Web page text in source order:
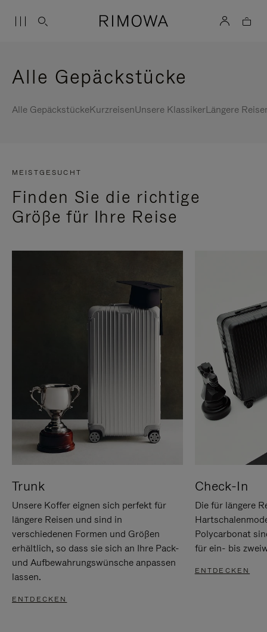
Alle Gepäckstücke
Alle GepäckstückeKurzreisenUnsere KlassikerLängere
MEISTGESUCHT
Finden Sie die richtige
Größe für Ihre Reise
Trunk
Unsere Koffer eignen sich perfekt für
längere Reisen und sind in
verschiedenen Formen und Größen
erhältlich, so dass sie sich an Ihre Pack-
und Aufbewahrungswünsche anpassen
lassen.
ENTDECKEN
Check-In
Die für längere
Polycarbonat
für ein- bis
ENTDECKEN